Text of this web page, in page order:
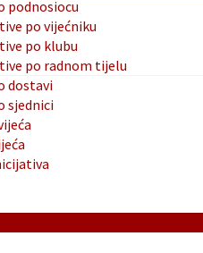
podnosiocu
po vijećniku
po klubu
po radnom tijelu
dostavi
sjednici